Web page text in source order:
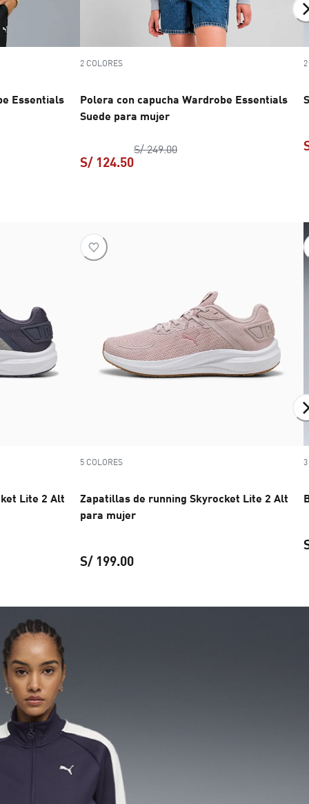
Essentials
capucha Wardrobe Essentials Sports Legacy para hombre
2 COLORES
Polera con capucha Wardrobe Essentials
Suede para mujer
S/ 249.00Polera con capucha
S/ 124.50
Lite 2 Alt
5 COLORES
Zapatillas de running Skyrocket Lite 2 Alt
para mujer
S/ 199.00